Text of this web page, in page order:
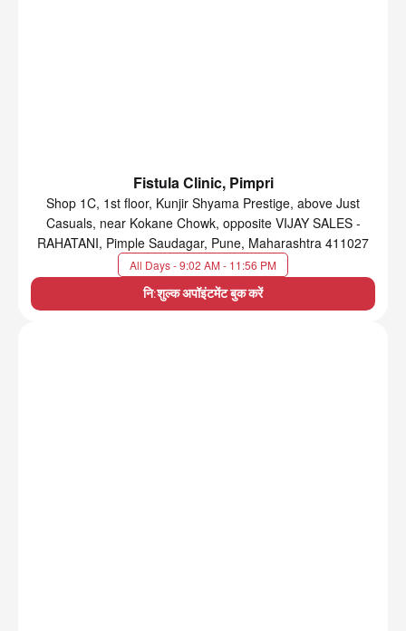
Fistula Clinic, Pimpri
Shop 1C, 1st floor, Kunjir Shyama Prestige, above Just
Casuals, near Kokane Chowk, opposite VIJAY SALES -
RAHATANI, Pimple Saudagar, Pune, Maharashtra 411027
All Days - 9:02 AM - 11:56 PM
नि:शुल्क अपॉइंटमेंट बुक करें